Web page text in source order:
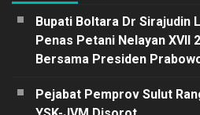
Bupati Boltara Dr Sirajudin
Penas Petani Nelayan XVII
Bersama Presiden
Pejabat Pemprov Sulut